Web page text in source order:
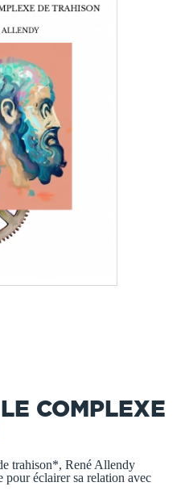
COMPLEXE
trahison*, René Allendy
éclairer sa relation avec